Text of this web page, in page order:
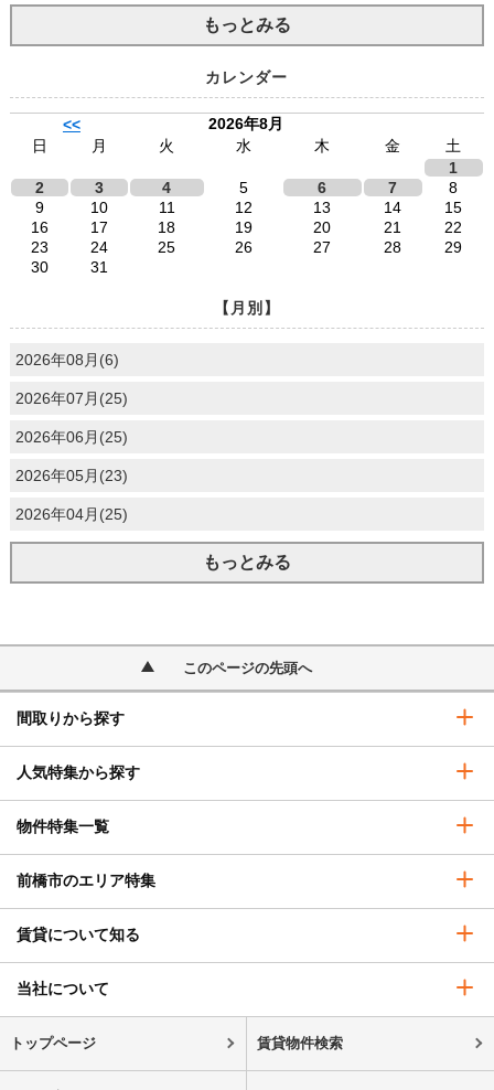
もっとみる
カレンダー
<<
2026年8月
日
月 火 水 木 金
土
1
2
3 4 5 6 7
8
9
10 11 12 13 14
15
16
17 18 19 20 21
22
23
24 25 26 27 28
29
30
31
【月別】
2026年08月(6)
2026年07月(25)
2026年06月(25)
2026年05月(23)
2026年04月(25)
もっとみる
このページの先頭へ
間取りから探す
人気特集から探す
物件特集一覧
前橋市のエリア特集
賃貸について知る
当社について
トップページ 賃貸物件検索